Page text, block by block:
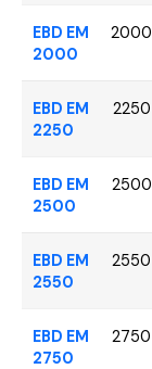
EBD EM
2000
2000
EBD EM
2250
2250
EBD EM
2500
2500
EBD EM
2550
2550
EBD EM
2750
2750